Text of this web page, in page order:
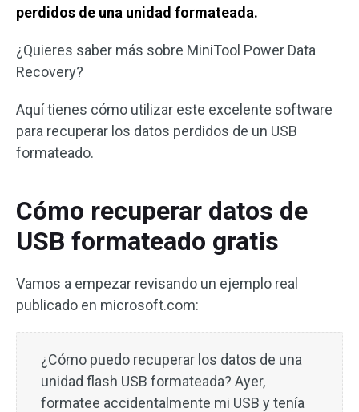
perdidos de una unidad formateada.
¿Quieres saber más sobre MiniTool Power Data
Recovery?
Aquí tienes cómo utilizar este excelente software
para recuperar los datos perdidos de un USB
formateado.
Cómo recuperar datos de
USB formateado gratis
Vamos a empezar revisando un ejemplo real
publicado en microsoft.com:
¿Cómo puedo recuperar los datos de una
unidad flash USB formateada? Ayer,
formatee accidentalmente mi USB y tenía